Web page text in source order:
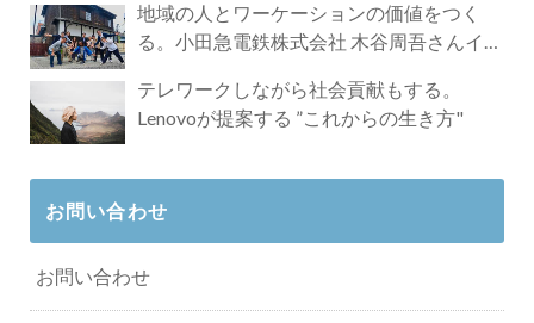
地域の人とワーケーションの価値をつく
る。小田急電鉄株式会社 木谷周吾さんイン
テレワークしながら社会貢献もする。
Lenovoが提案する ”これからの生き方"
お問い合わせ
お問い合わせ